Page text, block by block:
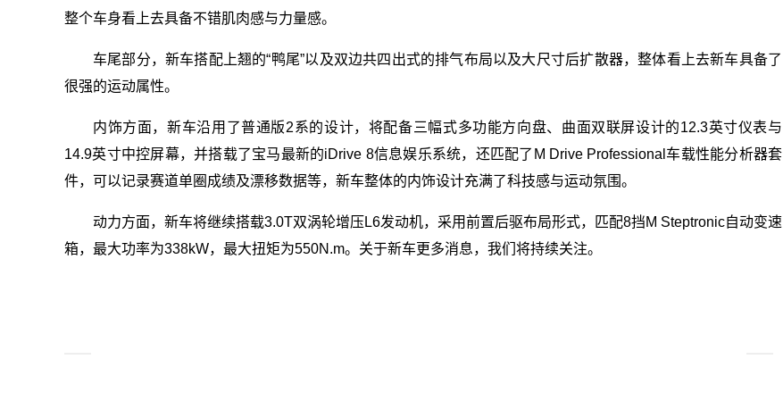
整个车身看上去具备不错肌肉感与力量感。
车尾部分，新车搭配上翘的“鸭尾”以及双边共四出式的排气布局以及大尺寸后扩散器，整体看上去新车具备了
很强的运动属性。
内饰方面，新车沿用了普通版2系的设计，将配备三幅式多功能方向盘、曲面双联屏设计的12.3英寸仪表与
14.9英寸中控屏幕，并搭载了宝马最新的iDrive 8信息娱乐系统，还匹配了M Drive Professional车载性能分析器套
件，可以记录赛道单圈成绩及漂移数据等，新车整体的内饰设计充满了科技感与运动氛围。
动力方面，新车将继续搭载3.0T双涡轮增压L6发动机，采用前置后驱布局形式，匹配8挡M Steptronic自动变速
箱，最大功率为338kW，最大扭矩为550N.m。关于新车更多消息，我们将持续关注。